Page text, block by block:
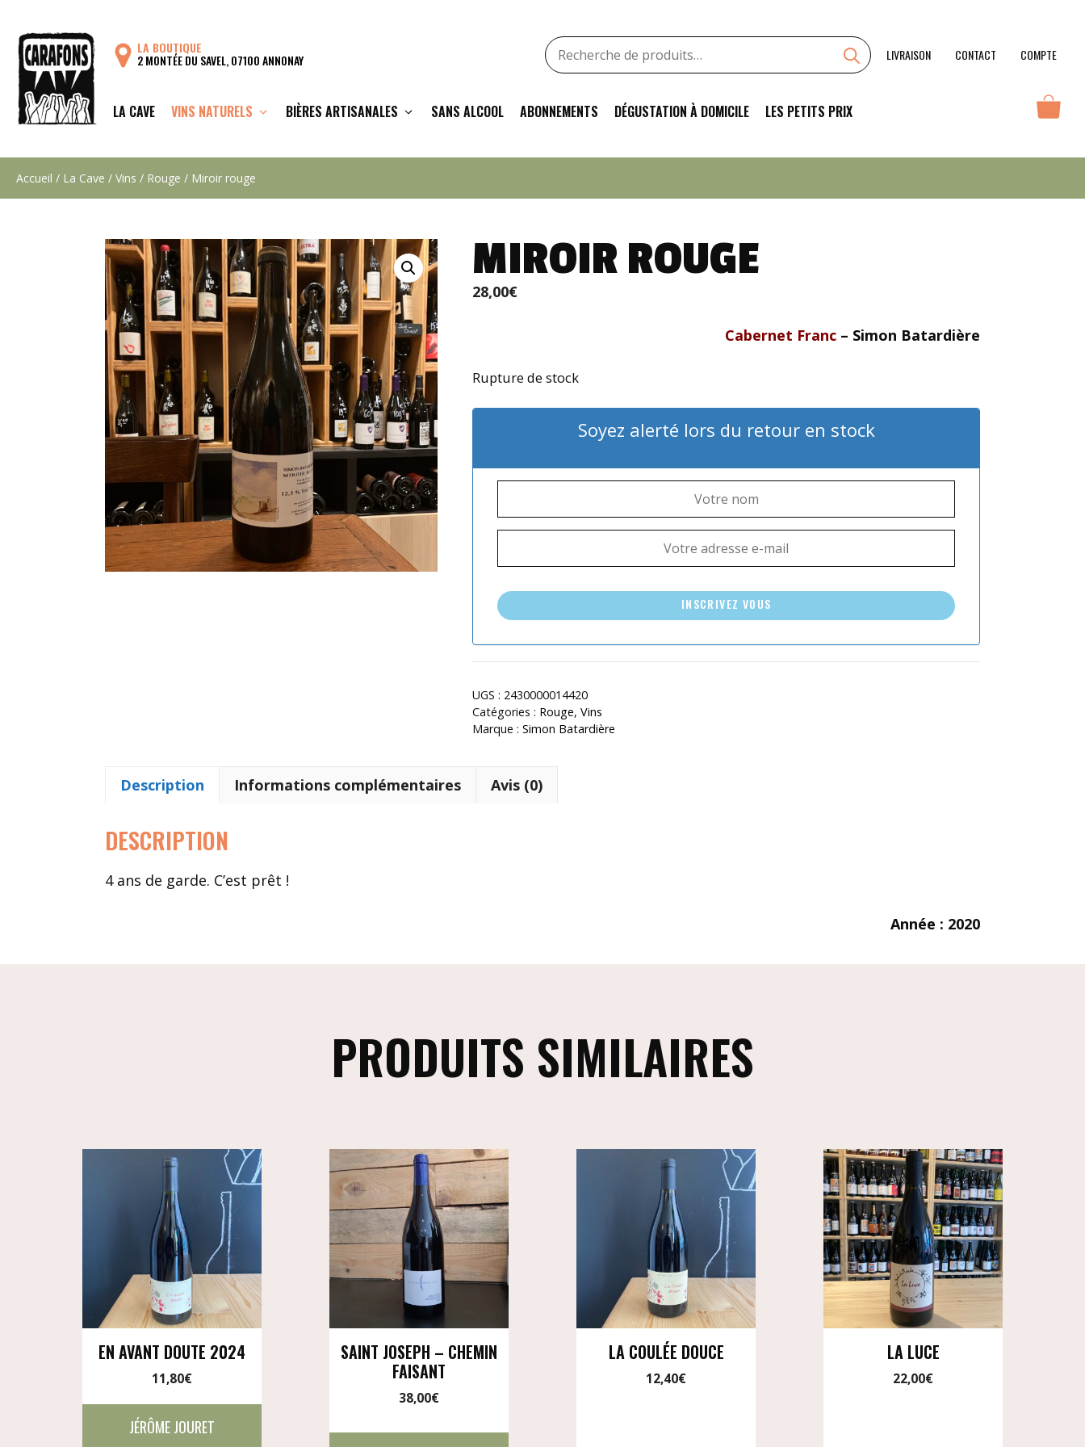
contenu
LA CAVE VINS NATURELS BIÈRES ARTISANALES SANS ALCOOL ABONNEMENTS DÉGUSTATION À DOMICILE LES PETITS PRIX
LIVRAISON CONTACT COMPTE
LA BOUTIQUE
2 MONTÉE DU SAVEL, 07100 ANNONAY
Recherche
pour
Accueil / La Cave / Vins / Rouge / Miroir rouge
MIROIR ROUGE
28,00€
Cabernet Franc – Simon Batardière
Rupture de stock
Soyez alerté lors du retour en stock
INSCRIVEZ VOUS
UGS : 2430000014420
Catégories : Rouge,Vins
Marque :Simon Batardière
Description Informations complémentaires Avis (0)
DESCRIPTION
4 ans de garde. C’est prêt !
Année : 2020
PRODUITS SIMILAIRES
EN AVANT DOUTE 2024
11,80€
JÉRÔME JOURET
SAINT JOSEPH – CHEMIN
FAISANT
38,00€
LA COULÉE DOUCE
12,40€
LA LUCE
22,00€